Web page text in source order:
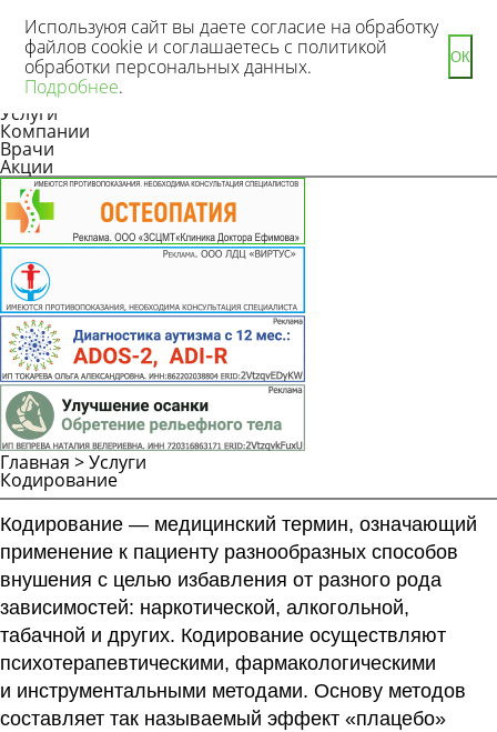
Новости
Статьи
Услуги
Компании
Врачи
Акции
Главная >Услуги
Кодирование
Кодирование — медицинский термин, означающий
применение к пациенту разнообразных способов
внушения с целью избавления от разного рода
зависимостей: наркотической, алкогольной,
табачной и других. Кодирование осуществляют
психотерапевтическими, фармакологическими
и инструментальными методами. Основу методов
составляет так называемый эффект «плацебо»
Используюя сайт вы даете согласие на обработку
файлов cookie и соглашаетесь с политикой
обработки персональных данных.
Подробнее.
ОК